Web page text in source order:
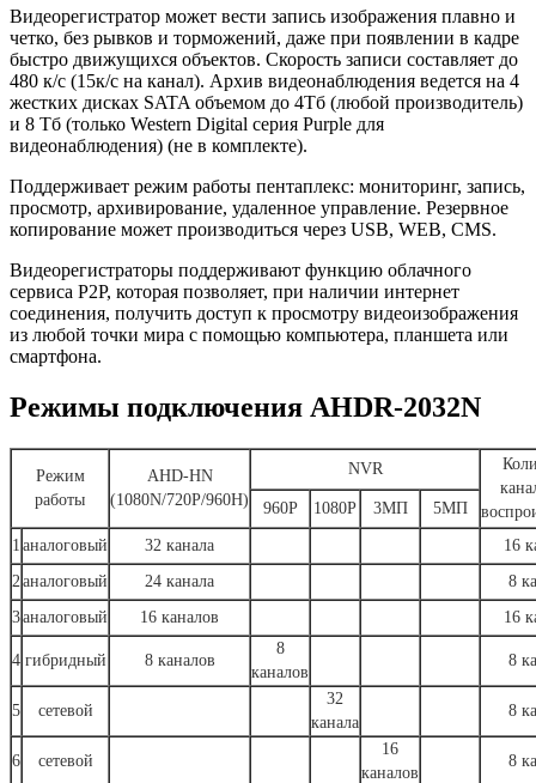
Видеорегистратор может вести запись изображения плавно и
четко, без рывков и торможений, даже при появлении в кадре
быстро движущихся объектов. Скорость записи составляет до
480 к/с (15к/с на канал). Архив видеонаблюдения ведется на 4
жестких дисках SATA объемом до 4Тб (любой производитель)
и 8 Тб (только Western Digital серия Purple для
видеонаблюдения) (не в комплекте).
Поддерживает режим работы пентаплекс: мониторинг, запись,
просмотр, архивирование, удаленное управление. Резервное
копирование может производиться через USB, WEB, CMS.
Видеорегистраторы поддерживают функцию облачного
сервиса P2P, которая позволяет, при наличии интернет
соединения, получить доступ к просмотру видеоизображения
из любой точки мира с помощью компьютера, планшета или
смартфона.
Режимы подключения AHDR-2032N
Режим
работы
AHD-HN
(1080N/720P/960H)
NVR
960P 1080P 3МП 5МП
1 аналоговый 32 канала
16
2 аналоговый 24 канала
8
3аналоговый 16 каналов 16
4 гибридный 8 каналов
8
каналов
8
5 сетевой
32
канала
8
6 сетевой
16
каналов
8